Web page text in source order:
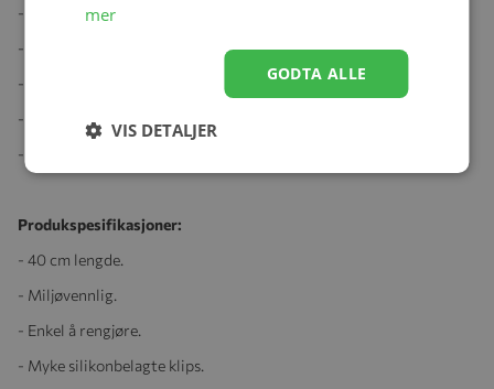
- Lærer griperefleks.
- Lærer finmotoriske ferdigheter, hold og rist.
- Utforsk teksturen med hender, tunger og munn.
- Trygg, ingen små deler.
- Må ikke brukes uten tilsyn av voksne.
Produkspesifikasjoner:
- 40 cm lengde.
- Miljøvennlig.
- Enkel å rengjøre.
- Myke silikonbelagte klips.
mer
GODTA ALLE
VIS DETALJER